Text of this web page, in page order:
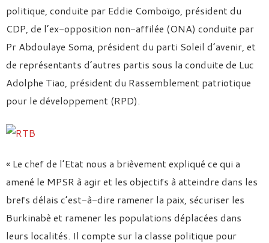
politique, conduite par Eddie Comboïgo, président du
CDP, de l’ex-opposition non-affilée (ONA) conduite par
Pr Abdoulaye Soma, président du parti Soleil d’avenir, et
de représentants d’autres partis sous la conduite de Luc
Adolphe Tiao, président du Rassemblement patriotique
pour le développement (RPD).
« Le chef de l’Etat nous a brièvement expliqué ce qui a
amené le MPSR à agir et les objectifs à atteindre dans les
brefs délais c’est-à-dire ramener la paix, sécuriser les
Burkinabè et ramener les populations déplacées dans
leurs localités. Il compte sur la classe politique pour